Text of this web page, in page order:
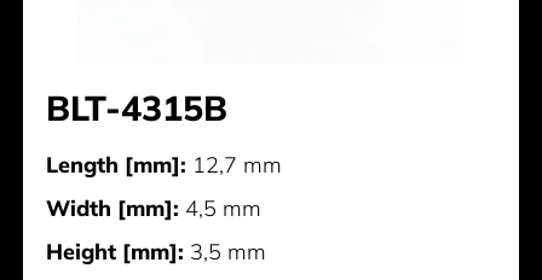
BLT-4315B
Length [mm]: 12,7 mm
Width [mm]: 4,5 mm
Height [mm]: 3,5 mm